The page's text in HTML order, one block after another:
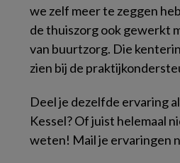
we zelf meer te zeggen
de thuiszorg ook gewerkt
van buurtzorg. Die
zien bij de
Deel je dezelfde ervaring
Kessel? Of juist helemaal
weten! Mail je ervaringen